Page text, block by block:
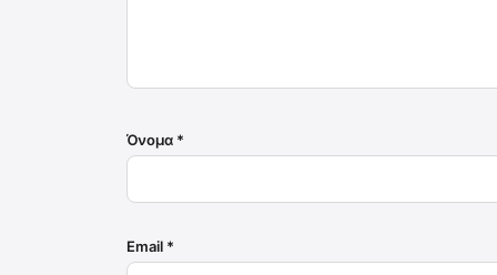
Όνομα *
Email *